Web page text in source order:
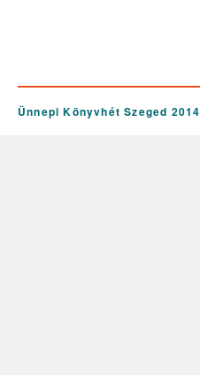
Ünnepi Könyvhét Szeged 2014